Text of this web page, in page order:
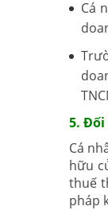
Cá
5.
Cá
hữu
thuế
pháp